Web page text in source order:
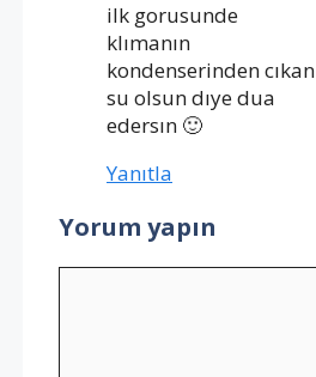
ilk gorusunde
klımanın
kondenserinden cıkan
su olsun dıye dua
edersın 🙂
Yanıtla
Yorum yapın